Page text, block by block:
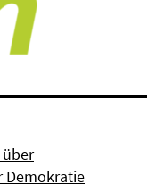
über
Demokratie